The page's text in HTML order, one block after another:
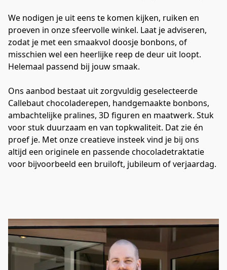
We nodigen je uit eens te komen kijken, ruiken en
proeven in onze sfeervolle winkel. Laat je adviseren,
zodat je met een smaakvol doosje bonbons, of
misschien wel een heerlijke reep de deur uit loopt.
Helemaal passend bij jouw smaak.
Ons aanbod bestaat uit zorgvuldig geselecteerde
Callebaut chocoladerepen, handgemaakte bonbons,
ambachtelijke pralines, 3D figuren en maatwerk. Stuk
voor stuk duurzaam en van topkwaliteit. Dat zie én
proef je. Met onze creatieve insteek vind je bij ons
altijd een originele en passende chocoladetraktatie